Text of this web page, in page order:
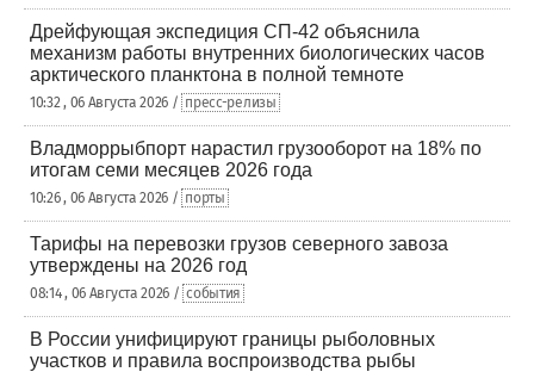
Дрейфующая экспедиция СП-42 объяснила
механизм работы внутренних биологических часов
арктического планктона в полной темноте
10:32 , 06 Августа 2026 / пресс-релизы
Владморрыбпорт нарастил грузооборот на 18% по
итогам семи месяцев 2026 года
10:26 , 06 Августа 2026 / порты
Тарифы на перевозки грузов северного завоза
утверждены на 2026 год
08:14 , 06 Августа 2026 / события
В России унифицируют границы рыболовных
участков и правила воспроизводства рыбы